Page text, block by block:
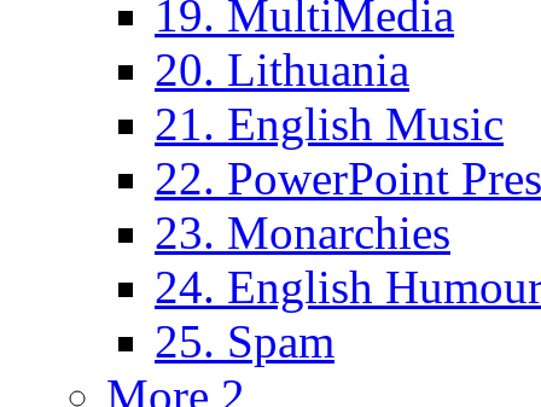
19. MultiMedia
20. Lithuania
21. English Music
22. PowerPoint
23. Monarchies
24. English
25. Spam
More 2